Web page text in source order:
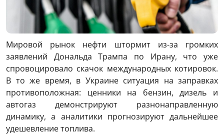
Мировой рынок нефти штормит из-за громких
заявлений Дональда Трампа по Ирану, что уже
спровоцировало скачок международных котировок.
В то же время, в Украине ситуация на заправках
противоположная: ценники на бензин, дизель и
автогаз демонстрируют разнонаправленную
динамику, а аналитики прогнозируют дальнейшее
удешевление топлива.